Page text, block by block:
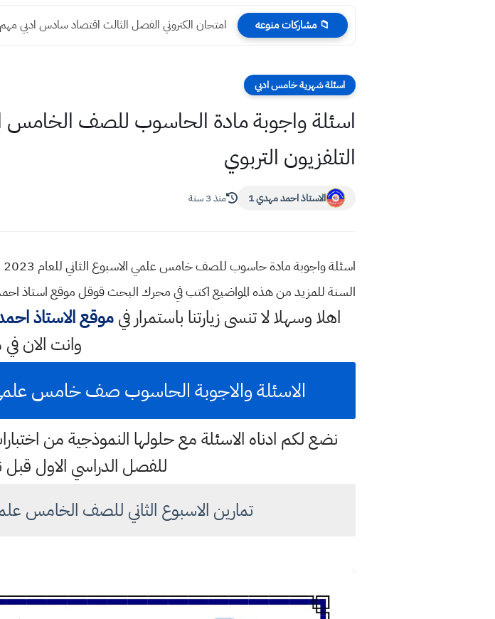
📁 مشاركات منوعه امتحان الكتروني الفصل الثالث اقتصاد سادس ادبي مهم
اسئلة شهرية خامس ادبي
التلفزيون التربوي
الاستاذ احمد مهدي 1 منذ 3 سنة
السنة للمزيد من هذه المواضيع اكتب في محرك البحث قوقل موقع استاذ
اهلا وسهلالا تنسى زيارتنا باستمرار فيموقع الاستاذ
وانت الان
الاسئلة والاجوبة الحاسوب صف خامس علمي
نضع لكم ادناه الاسئلة مع حلولها النموذجية من
للفصل الدراسي الاول قبل نصف
تمارين الاسبوع الثاني للصف الخامس علمي